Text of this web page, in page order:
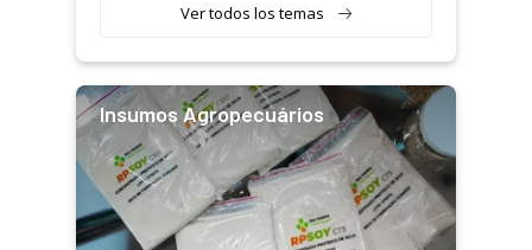
Ver todos los temas
Insumos Agropecuários